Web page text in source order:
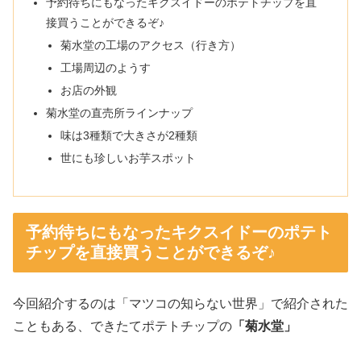
予約待ちにもなったキクスイドーのポテトチップを直
接買うことができるぞ♪
菊水堂の工場のアクセス（行き方）
工場周辺のようす
お店の外観
菊水堂の直売所ラインナップ
味は3種類で大きさが2種類
世にも珍しいお芋スポット
予約待ちにもなったキクスイドーのポテト
チップを直接買うことができるぞ♪
今回紹介するのは「マツコの知らない世界」で紹介された
こともある、できたてポテトチップの 「菊水堂」